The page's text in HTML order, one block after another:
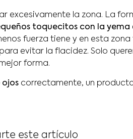
excesivamente la zona. La
toquecitos con la yema
fuerza tiene y en esta
evitar la flacidez. Solo
forma.
correctamente, un
este artículo